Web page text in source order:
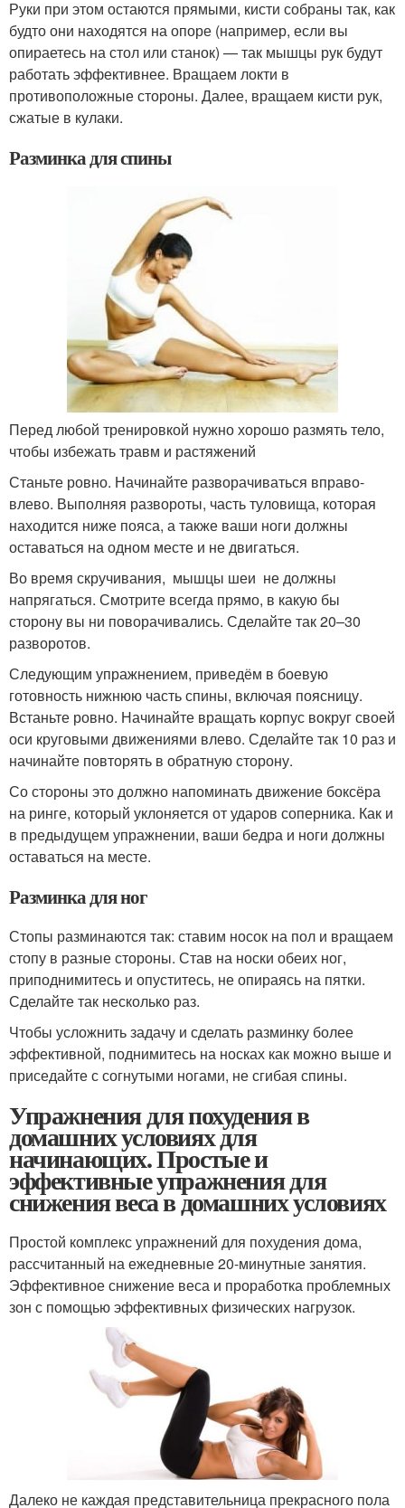
Руки при этом остаются прямыми, кисти собраны так, как
будто они находятся на опоре (например, если вы
опираетесь на стол или станок) — так мышцы рук будут
работать эффективнее. Вращаем локти в
противоположные стороны. Далее, вращаем кисти рук,
сжатые в кулаки.
Разминка для спины
Перед любой тренировкой нужно хорошо размять тело,
чтобы избежать травм и растяжений
Станьте ровно. Начинайте разворачиваться вправо-
влево. Выполняя развороты, часть туловища, которая
находится ниже пояса, а также ваши ноги должны
оставаться на одном месте и не двигаться.
Во время скручивания, мышцы шеи не должны
напрягаться. Смотрите всегда прямо, в какую бы
сторону вы ни поворачивались. Сделайте так 20–30
разворотов.
Следующим упражнением, приведём в боевую
готовность нижнюю часть спины, включая поясницу.
Встаньте ровно. Начинайте вращать корпус вокруг своей
оси круговыми движениями влево. Сделайте так 10 раз и
начинайте повторять в обратную сторону.
Со стороны это должно напоминать движение боксёра
на ринге, который уклоняется от ударов соперника. Как и
в предыдущем упражнении, ваши бедра и ноги должны
оставаться на месте.
Разминка для ног
Стопы разминаются так: ставим носок на пол и вращаем
стопу в разные стороны. Став на носки обеих ног,
приподнимитесь и опуститесь, не опираясь на пятки.
Сделайте так несколько раз.
Чтобы усложнить задачу и сделать разминку более
эффективной, поднимитесь на носках как можно выше и
приседайте с согнутыми ногами, не сгибая спины.
Упражнения для похудения в
домашних условиях для
начинающих. Простые и
эффективные упражнения для
снижения веса в домашних условиях
Простой комплекс упражнений для похудения дома,
рассчитанный на ежедневные 20-минутные занятия.
Эффективное снижение веса и проработка проблемных
зон с помощью эффективных физических нагрузок.
Далеко не каждая представительница прекрасного пола